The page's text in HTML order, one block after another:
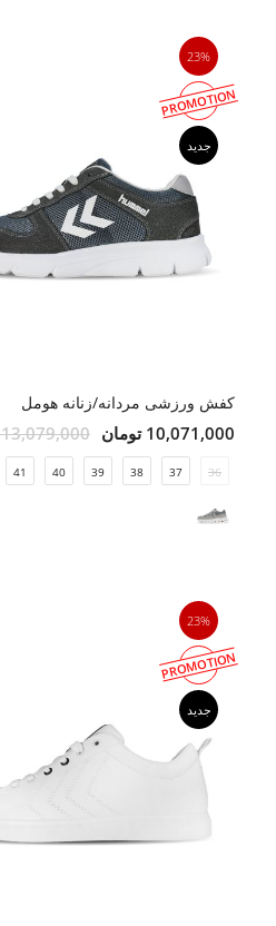
23%
PROMOTION
جدید
کفش ورزشی مردانه/زنانه هومل
10,071,000 تومان 13,079,000 تومان
36
37
38
39
40
41
23%
PROMOTION
جدید